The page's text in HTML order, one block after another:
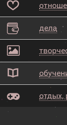
дела
отдых,